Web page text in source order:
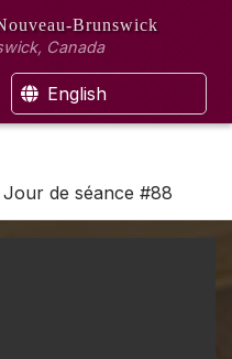
Brunswick
Canada
English
de séance #88